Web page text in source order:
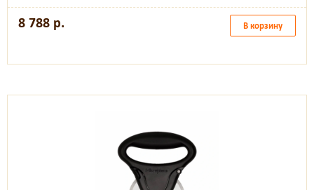
8 788 р. В корзину